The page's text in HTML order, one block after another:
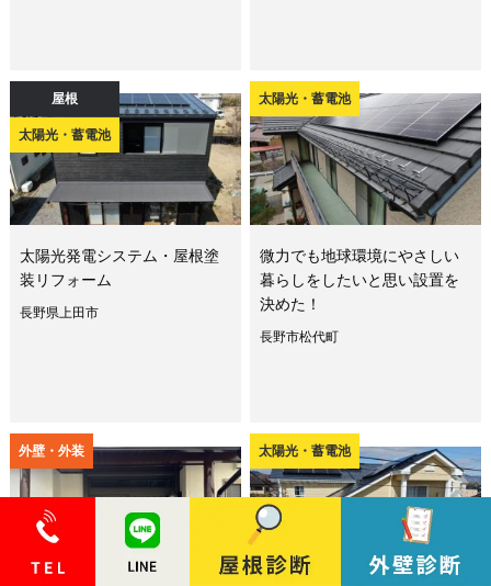
屋根
太陽光・蓄電池
太陽光発電システム・屋根塗
装リフォーム
長野県上田市
太陽光・蓄電池
微力でも地球環境にやさしい
暮らしをしたいと思い設置を
決めた！
長野市松代町
外壁・外装 太陽光・蓄電池